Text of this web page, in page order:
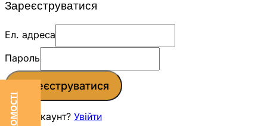
Зареєструватися
Ел. адреса
Пароль
Зареєструватися
Вже є акаунт? Увійти